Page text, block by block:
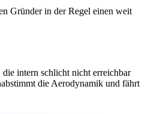
Gründer in der Regel einen weit
intern schlicht nicht erreichbar
die Aerodynamik und fährt